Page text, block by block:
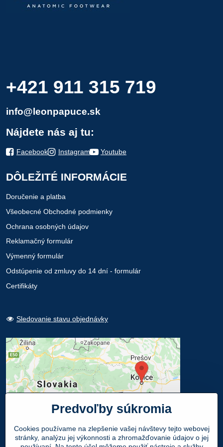
+421 911 315 719
info@leonpapuce.sk
Nájdete nás aj tu:
Facebook Instagram Youtube
DÔLEŽITÉ INFORMÁCIE
Doručenie a platba
Všeobecné Obchodné podmienky
Ochrana osobných údajov
Reklamačný formulár
Výmenný formulár
Odstúpenie od zmluvy do 14 dní - formulár
Certifikáty
Sledovanie stavu objednávky
Predvoľby súkromia
Cookies používame na zlepšenie vašej návštevy tejto webovej
stránky, analýzu jej výkonnosti a zhromažďovanie údajov o jej